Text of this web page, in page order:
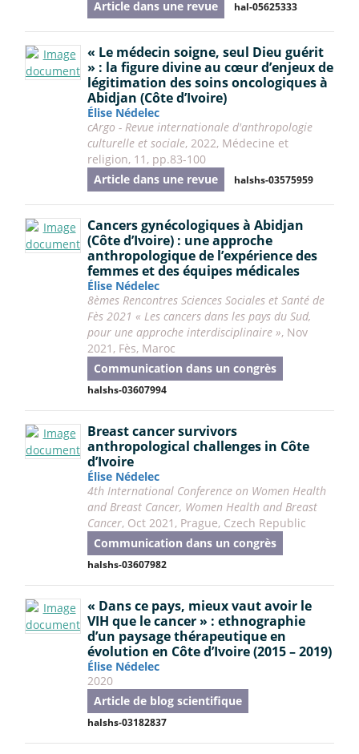
Article dans une revue hal-05625333
« Le médecin soigne, seul Dieu guérit
» : la figure divine au cœur d’enjeux de
légitimation des soins oncologiques à
Abidjan (Côte d’Ivoire)
Élise Nédelec
cArgo - Revue internationale d'anthropologie
culturelle et sociale, 2022, Médecine et
religion, 11, pp.83-100
Article dans une revue
halshs-03575959
Cancers gynécologiques à Abidjan
(Côte d’Ivoire) : une approche
anthropologique de l’expérience des
femmes et des équipes médicales
Élise Nédelec
8èmes Rencontres Sciences Sociales et Santé de
Fès 2021 « Les cancers dans les pays du Sud,
pour une approche interdisciplinaire », Nov
2021, Fès, Maroc
Communication dans un congrès
halshs-03607994
Breast cancer survivors
anthropological challenges in Côte
d’Ivoire
Élise Nédelec
4th International Conference on Women Health
and Breast Cancer, Women Health and Breast
Cancer, Oct 2021, Prague, Czech Republic
Communication dans un congrès
halshs-03607982
« Dans ce pays, mieux vaut avoir le
VIH que le cancer » : ethnographie
d’un paysage thérapeutique en
évolution en Côte d’Ivoire (2015 – 2019)
Élise Nédelec
2020
Article de blog scientifique
halshs-03182837